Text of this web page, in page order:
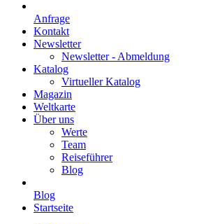
Anfrage
Kontakt
Newsletter
Newsletter - Abmeldung
Katalog
Virtueller Katalog
Magazin
Weltkarte
Über uns
Werte
Team
Reiseführer
Blog
Blog
Startseite